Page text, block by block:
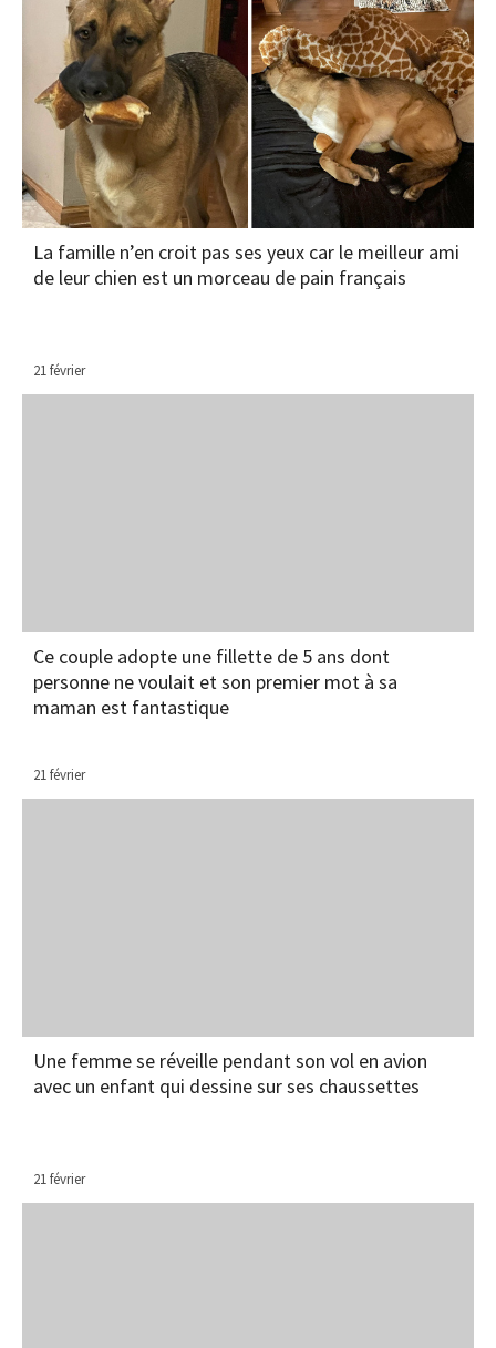
La famille n’en croit pas ses yeux car le meilleur ami
de leur chien est un morceau de pain français
21 février
Ce couple adopte une fillette de 5 ans dont
personne ne voulait et son premier mot à sa
maman est fantastique
21 février
Une femme se réveille pendant son vol en avion
avec un enfant qui dessine sur ses chaussettes
21 février